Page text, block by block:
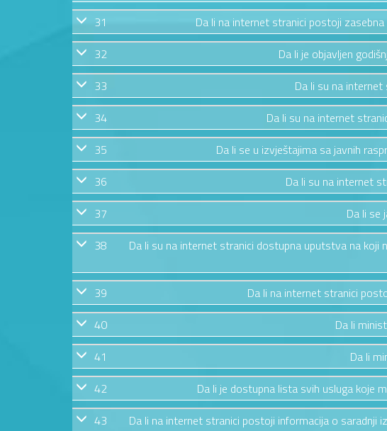
31
Da li na internet stranici postoji
32
Da li je objavljen
33
Da li su na
34
Da li su na internet
35
Da li se u izvještajima sa javnih
36
Da li su na internet
37
Da li se
38
Da li su na internet stranici dostupna uputstva na koji
39 Da li na internet stranici
40
Da li
41
Da li
42
Da li je dostupna lista svih usluga koje
43
Da li na internet stranici postoji informacija o saradnji